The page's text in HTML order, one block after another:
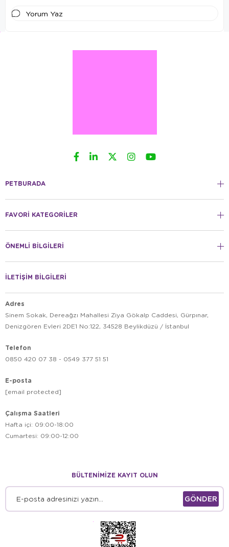
Yorum Yaz
PETBURADA
FAVORİ KATEGORİLER
ÖNEMLİ BİLGİLERİ
İLETİŞİM BİLGİLERİ
Adres
Sinem Sokak, Dereağzı Mahallesi Ziya Gökalp Caddesi, Gürpınar,
Denizgören Evleri 2DE1 No:122, 34528 Beylikdüzü / İstanbul
Telefon
0850 420 07 38 - 0549 377 51 51
E-posta
[email protected]
Çalışma Saatleri
Hafta içi: 09:00-18:00
Cumartesi: 09:00-12:00
BÜLTENİMİZE KAYIT OLUN
GÖNDER